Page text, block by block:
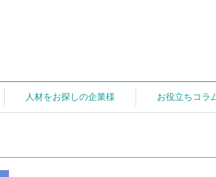
人材をお探しの企業様 お役立ちコラ